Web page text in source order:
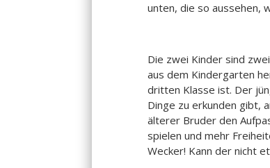
unten, die so aussehen,
Die zwei Kinder sind
aus dem Kindergarten
dritten Klasse ist. Der
Dinge zu erkunden gibt,
älterer Bruder den
spielen und mehr
Wecker! Kann der nicht